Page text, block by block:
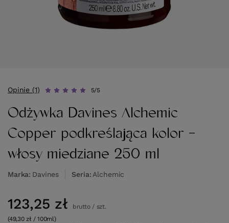
Opinie (1) 5/5
Odżywka Davines Alchemic
Copper podkreślająca kolor -
włosy miedziane 250 ml
Marka Davines Seria Alchemic
123,25 zł brutto/ szt.
(49,30 zł / 100ml)